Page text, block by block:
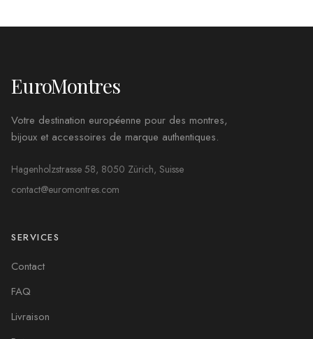
EuroMontres
Votre destination européenne pour des montres,
bijoux et accessoires de marque authentiques.
Hagenholzstrasse 58, 8050 Zürich, Suisse
contact@euromontres.com
SERVICES
Contact
FAQ
Livraison